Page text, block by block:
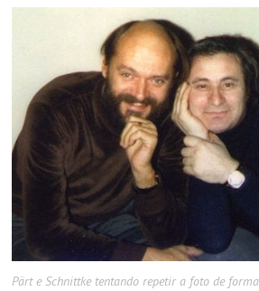
Pärt e Schnittke tentando repetir a foto de